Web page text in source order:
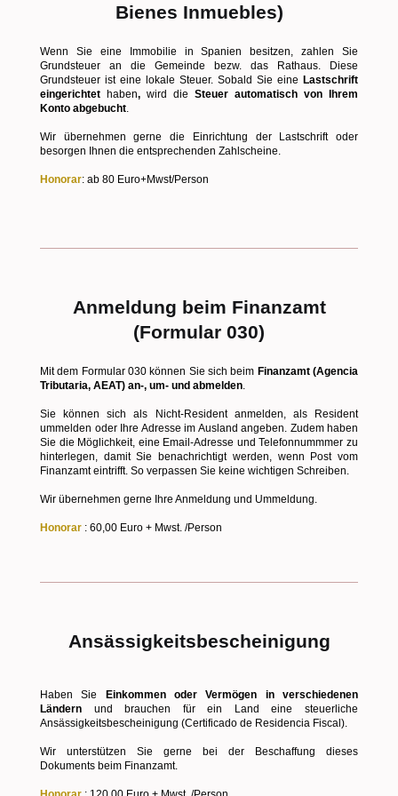
Bienes Inmuebles)
Wenn Sie eine Immobilie in Spanien besitzen, zahlen Sie
Grundsteuer an die Gemeinde bezw. das Rathaus. Diese
Grundsteuer ist eine lokale Steuer. Sobald Sie eine Lastschrift
eingerichtet haben, wird die Steuer automatisch von Ihrem
Konto abgebucht
Wir übernehmen gerne die Einrichtung der Lastschrift oder
besorgen Ihnen die entsprechenden Zahlscheine.
Honorar: ab 80 Euro+Mwst/Person
Anmeldung beim Finanzamt
(Formular 030)
Mit dem Formular 030 können Sie sich beim Finanzamt (Agencia
Tributaria, AEAT) an-, um- und abmelden
Sie können sich als Nicht-Resident anmelden, als Resident
ummelden oder Ihre Adresse im Ausland angeben. Zudem haben
Sie die Möglichkeit, eine Email-Adresse und Telefonnummmer zu
hinterlegen, damit Sie benachrichtigt werden, wenn Post vom
Finanzamt eintrifft. So verpassen Sie keine wichtigen Schreiben.
Wir übernehmen gerne Ihre Anmeldung und Ummeldung.
Honorar : 60,00 Euro + Mwst. /Person
Ansässigkeitsbescheinigung
Haben Sie Einkommen oder Vermögen in verschiedenen
Ländern und brauchen für ein Land eine steuerliche
Ansässigkeitsbescheinigung (Certificado de Residencia Fiscal).
Wir unterstützen Sie gerne bei der Beschaffung dieses
Dokuments beim Finanzamt.